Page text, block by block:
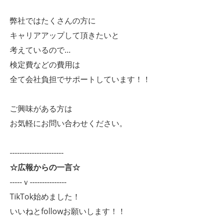
弊社ではたくさんの方に
キャリアアップして頂きたいと
考えているので…
検定費などの費用は
全て会社負担でサポートしています！！
ご興味がある方は
お気軽にお問い合わせください。
----------------------
☆広報からの一言☆
-----ｖ---------------
TikTok始めました！
いいねとfollowお願いします！！